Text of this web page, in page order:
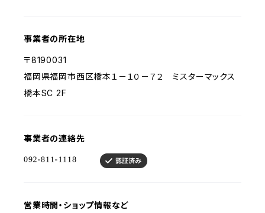
事業者の所在地
〒8190031
福岡県福岡市西区橋本１－１０－７２ ミスターマックス
橋本SC 2F
事業者の連絡先
営業時間・ショップ情報など